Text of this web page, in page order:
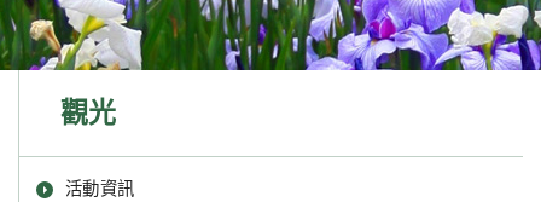
觀光
活動資訊